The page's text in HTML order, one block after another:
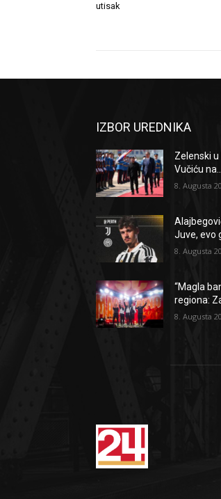
utisak
IZBOR UREDNIKA
Zelenski
Vučiću na...
8. Augusta
Juve, evo
8. Augusta
“Magla
regiona:
8. Augusta